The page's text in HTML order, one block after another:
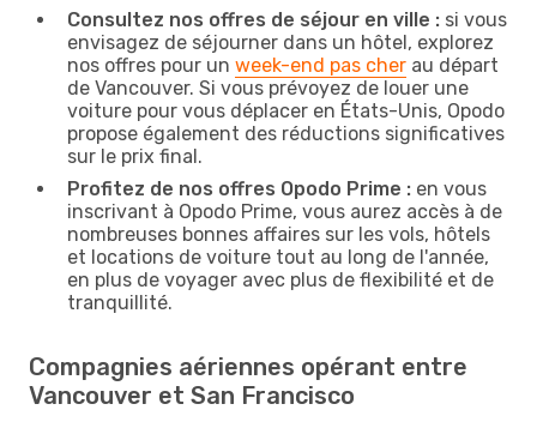
Consultez nos offres de séjour en ville : si vous
envisagez de séjourner dans un hôtel, explorez
nos offres pour un week-end pas cher au départ
de Vancouver. Si vous prévoyez de louer une
voiture pour vous déplacer en États-Unis, Opodo
propose également des réductions significatives
sur le prix final.
Profitez de nos offres Opodo Prime : en vous
inscrivant à Opodo Prime, vous aurez accès à de
nombreuses bonnes affaires sur les vols, hôtels
et locations de voiture tout au long de l'année,
en plus de voyager avec plus de flexibilité et de
tranquillité.
Compagnies aériennes opérant entre
Vancouver et San Francisco